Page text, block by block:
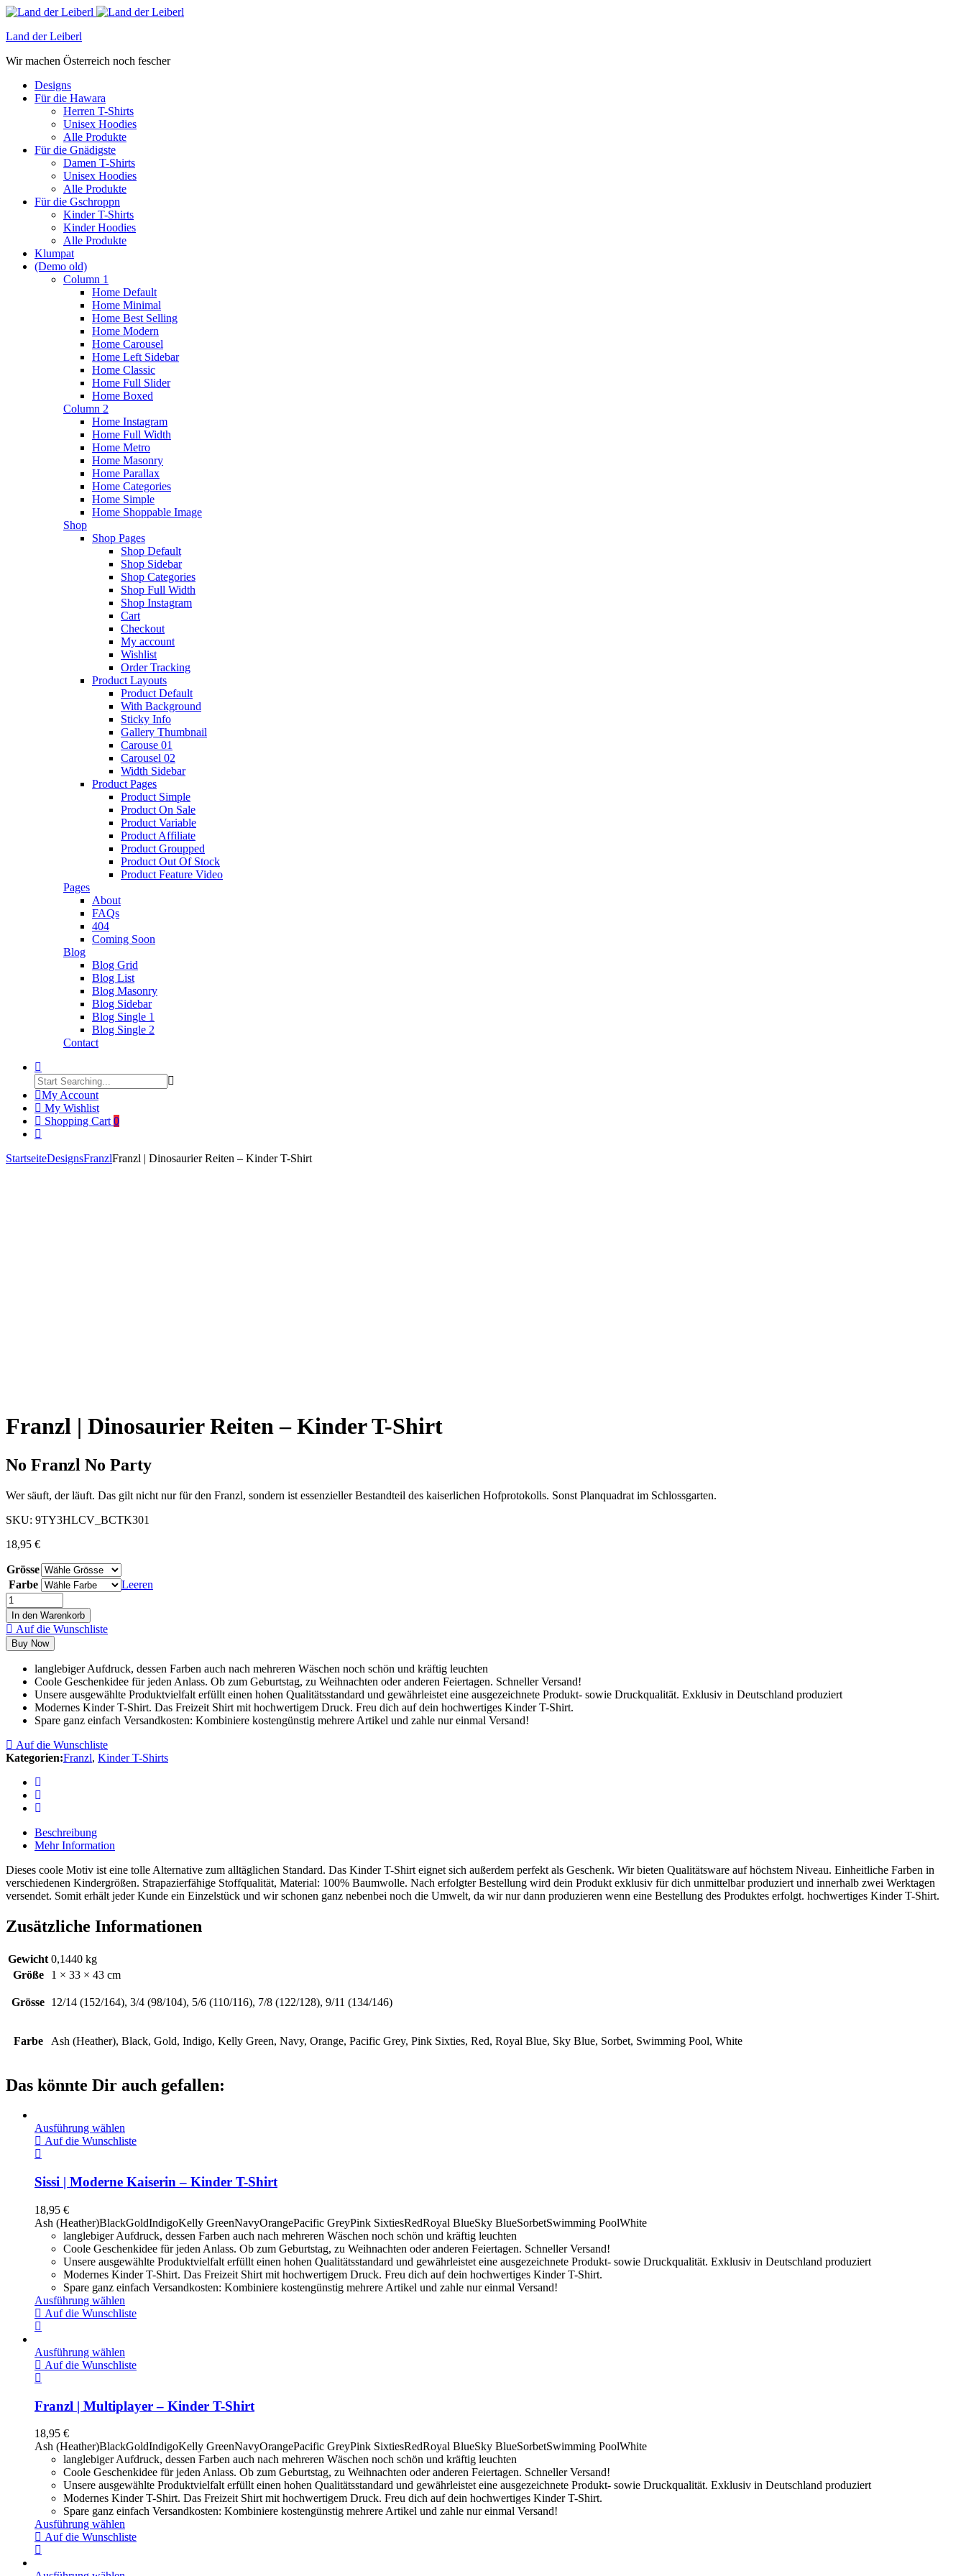
Land der Leiberl
Wir machen Österreich noch fescher
Designs
Für die Hawara
Herren T-Shirts
Unisex Hoodies
Alle Produkte
Für die Gnädigste
Damen T-Shirts
Unisex Hoodies
Alle Produkte
Für die Gschroppn
Kinder T-Shirts
Kinder Hoodies
Alle Produkte
Klumpat
(Demo old)
Column 1
Home Default
Home Minimal
Home Best Selling
Home Modern
Home Carousel
Home Left Sidebar
Home Classic
Home Full Slider
Home Boxed
Column 2
Home Instagram
Home Full Width
Home Metro
Home Masonry
Home Parallax
Home Categories
Home Simple
Home Shoppable Image
Shop
Shop Pages
Shop Default
Shop Sidebar
Shop Categories
Shop Full Width
Shop Instagram
Cart
Checkout
My account
Wishlist
Order Tracking
Product Layouts
Product Default
With Background
Sticky Info
Gallery Thumbnail
Carouse 01
Carousel 02
Width Sidebar
Product Pages
Product Simple
Product On Sale
Product Variable
Product Affiliate
Product Groupped
Product Out Of Stock
Product Feature Video
Pages
About
FAQs
404
Coming Soon
Blog
Blog Grid
Blog List
Blog Masonry
Blog Sidebar
Blog Single 1
Blog Single 2
Contact
My Account
My Wishlist
Shopping Cart 0
StartseiteDesignsFranzlFranzl | Dinosaurier Reiten – Kinder T-Shirt
Franzl | Dinosaurier Reiten – Kinder T-Shirt
No Franzl No Party
Wer säuft, der läuft. Das gilt nicht nur für den Franzl, sondern ist essenzieller Bestandteil des kaiserlichen Hofprotokolls. Sonst Planquadrat im Schlossgarten.
SKU: 9TY3HLCV_BCTK301
18,95 €
Grösse
Farbe
Leeren
In den Warenkorb
Auf die Wunschliste
Buy Now
langlebiger Aufdruck, dessen Farben auch nach mehreren Wäschen noch schön und kräftig leuchten
Coole Geschenkidee für jeden Anlass. Ob zum Geburtstag, zu Weihnachten oder anderen Feiertagen. Schneller Versand!
Unsere ausgewählte Produktvielfalt erfüllt einen hohen Qualitätsstandard und gewährleistet eine ausgezeichnete Produkt- sowie Druckqualität. Exklusiv in Deutschland produziert
Modernes Kinder T-Shirt. Das Freizeit Shirt mit hochwertigem Druck. Freu dich auf dein hochwertiges Kinder T-Shirt.
Spare ganz einfach Versandkosten: Kombiniere kostengünstig mehrere Artikel und zahle nur einmal Versand!
Auf die Wunschliste
Kategorien:Franzl, Kinder T-Shirts
Beschreibung
Mehr Information
Dieses coole Motiv ist eine tolle Alternative zum alltäglichen Standard. Das Kinder T-Shirt eignet sich außerdem perfekt als Geschenk. Wir bieten Qualitätsware auf höchstem Niveau. Einheitliche Farben in
verschiedenen Kindergrößen. Strapazierfähige Stoffqualität, Material: 100% Baumwolle. Nach erfolgter Bestellung wird dein Produkt exklusiv für dich unmittelbar produziert und innerhalb zwei Werktagen
versendet. Somit erhält jeder Kunde ein Einzelstück und wir schonen ganz nebenbei noch die Umwelt, da wir nur dann produzieren wenn eine Bestellung des Produktes erfolgt. hochwertiges Kinder T-Shirt.
Zusätzliche Informationen
Gewicht 0,1440 kg
Größe
1 × 33 × 43 cm
Grösse 12/14 (152/164), 3/4 (98/104), 5/6 (110/116), 7/8 (122/128), 9/11 (134/146)
Farbe Ash (Heather), Black, Gold, Indigo, Kelly Green, Navy, Orange, Pacific Grey, Pink Sixties, Red, Royal Blue, Sky Blue, Sorbet, Swimming Pool, White
Das könnte Dir auch gefallen:
Ausführung wählen
Auf die Wunschliste
Sissi | Moderne Kaiserin – Kinder T-Shirt
18,95 €
Ash (Heather)BlackGoldIndigoKelly GreenNavyOrangePacific GreyPink SixtiesRedRoyal BlueSky BlueSorbetSwimming PoolWhite
langlebiger Aufdruck, dessen Farben auch nach mehreren Wäschen noch schön und kräftig leuchten
Coole Geschenkidee für jeden Anlass. Ob zum Geburtstag, zu Weihnachten oder anderen Feiertagen. Schneller Versand!
Unsere ausgewählte Produktvielfalt erfüllt einen hohen Qualitätsstandard und gewährleistet eine ausgezeichnete Produkt- sowie Druckqualität. Exklusiv in Deutschland produziert
Modernes Kinder T-Shirt. Das Freizeit Shirt mit hochwertigem Druck. Freu dich auf dein hochwertiges Kinder T-Shirt.
Spare ganz einfach Versandkosten: Kombiniere kostengünstig mehrere Artikel und zahle nur einmal Versand!
Ausführung wählen
Auf die Wunschliste
Ausführung wählen
Auf die Wunschliste
Franzl | Multiplayer – Kinder T-Shirt
18,95 €
Ash (Heather)BlackGoldIndigoKelly GreenNavyOrangePacific GreyPink SixtiesRedRoyal BlueSky BlueSorbetSwimming PoolWhite
langlebiger Aufdruck, dessen Farben auch nach mehreren Wäschen noch schön und kräftig leuchten
Coole Geschenkidee für jeden Anlass. Ob zum Geburtstag, zu Weihnachten oder anderen Feiertagen. Schneller Versand!
Unsere ausgewählte Produktvielfalt erfüllt einen hohen Qualitätsstandard und gewährleistet eine ausgezeichnete Produkt- sowie Druckqualität. Exklusiv in Deutschland produziert
Modernes Kinder T-Shirt. Das Freizeit Shirt mit hochwertigem Druck. Freu dich auf dein hochwertiges Kinder T-Shirt.
Spare ganz einfach Versandkosten: Kombiniere kostengünstig mehrere Artikel und zahle nur einmal Versand!
Ausführung wählen
Auf die Wunschliste